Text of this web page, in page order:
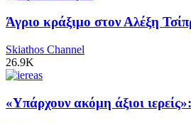
Άγριο κράξιμο στον Αλέξη
Skiathos Channel
26.9K
«Υπάρχουν ακόμη άξιοι